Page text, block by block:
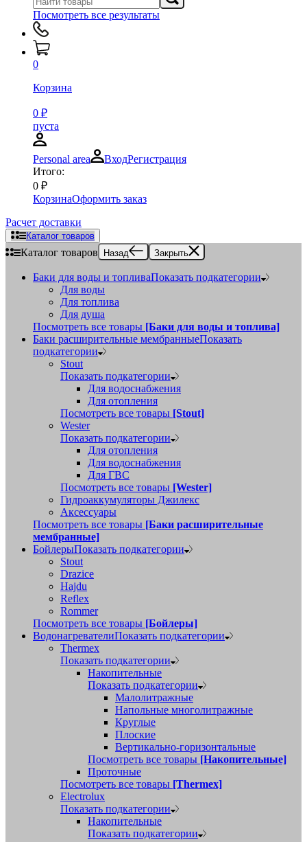
Посмотреть все результаты
0
Корзина
0 ₽
пуста
Personal area ВходРегистрация
Итого:
0 ₽
КорзинаОформить заказ
Расчет доставки
Каталог товаров
Каталог товаров Назад Закрыть
Баки для воды и топливаПоказать подкатегории
Для воды
Для топлива
Для душа
Посмотреть все товары [Баки для воды и топлива]
Баки расширительные мембранныеПоказать
подкатегории
Stout
Показать подкатегории
Для водоснабжения
Для отопления
Посмотреть все товары [Stout]
Wester
Показать подкатегории
Для отопления
Для водоснабжения
Для ГВС
Посмотреть все товары [Wester]
Гидроаккумуляторы Джилекс
Аксессуары
Посмотреть все товары [Баки расширительные
мембранные]
БойлерыПоказать подкатегории
Stout
Drazice
Hajdu
Reflex
Rommer
Посмотреть все товары [Бойлеры]
ВодонагревателиПоказать подкатегории
Thermex
Показать подкатегории
Накопительные
Показать подкатегории
Малолитражные
Напольные многолитражные
Круглые
Плоские
Вертикально-горизонтальные
Посмотреть все товары [Накопительные]
Проточные
Посмотреть все товары [Thermex]
Electrolux
Показать подкатегории
Накопительные
Показать подкатегории